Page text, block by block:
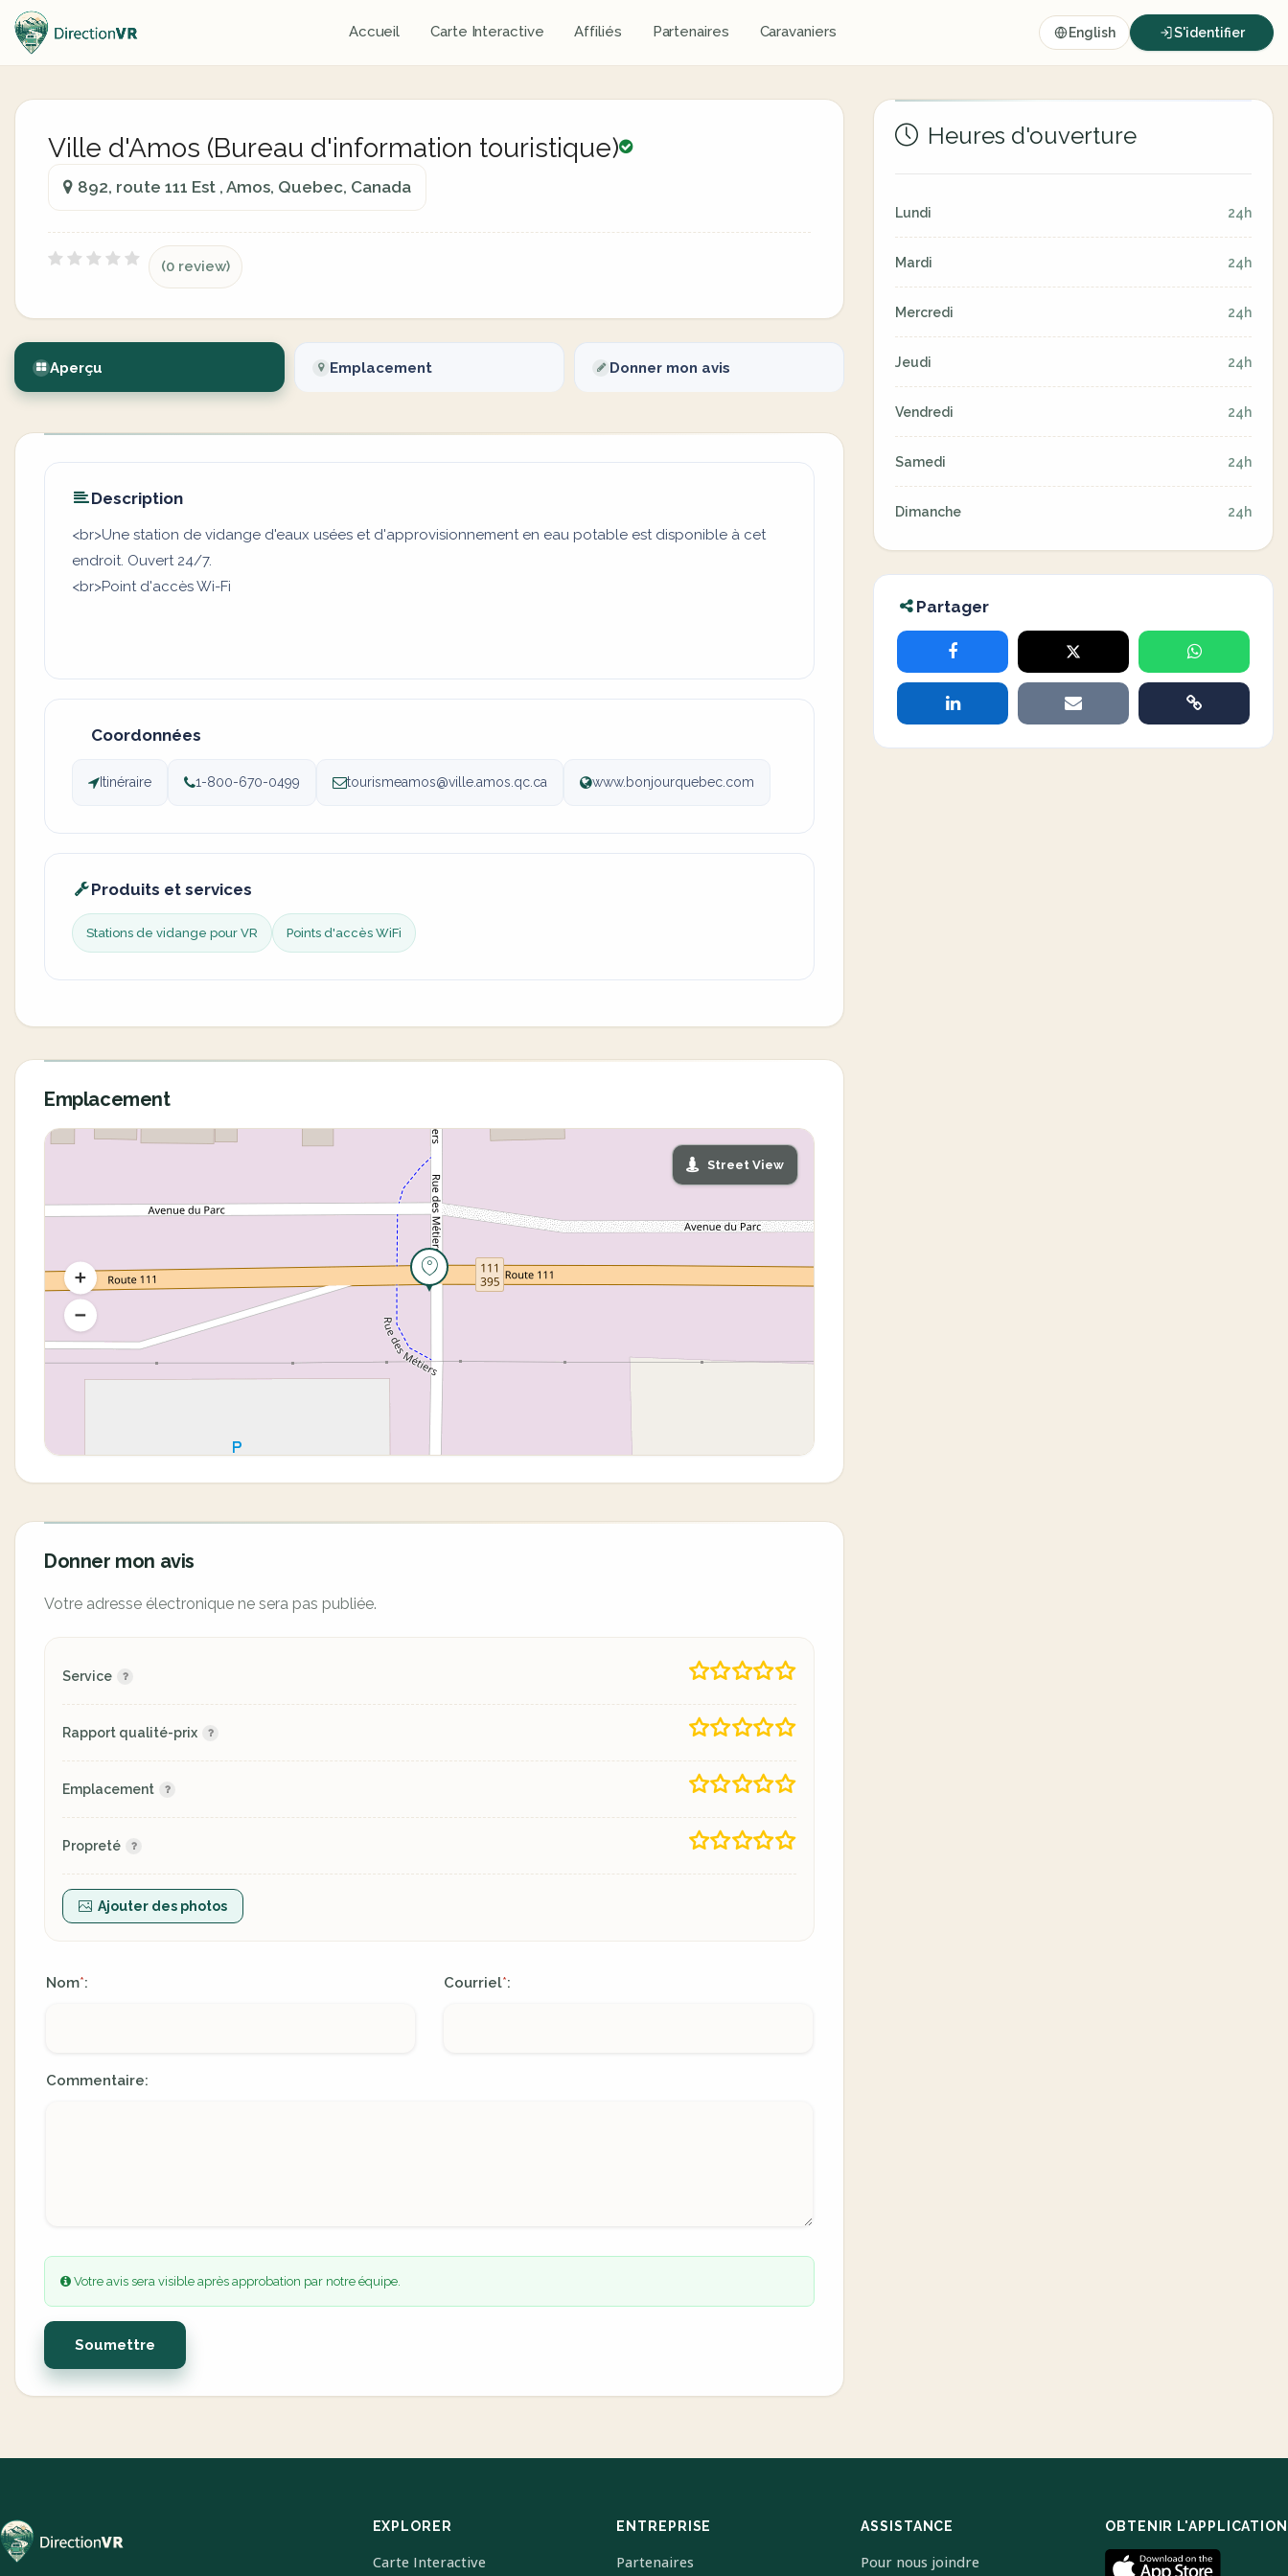
Accueil Carte Interactive Affiliés Partenaires Caravaniers English S'identifier
Ville d'Amos (Bureau d'information touristique)
892, route 111 Est , Amos, Quebec, Canada
(0 review)
Aperçu Emplacement Donner mon avis
Description
<br>Une station de vidange d'eaux usées et d'approvisionnement en eau potable est disponible à cet
endroit. Ouvert 24/7.
<br>Point d'accès Wi-Fi
Coordonnées
Itinéraire 1-800-670-0499 tourismeamos@ville.amos.qc.ca www.bonjourquebec.com
Produits et services
Stations de vidange pour VR Points d'accès WiFi
Emplacement
Street View
Donner mon avis
Votre adresse électronique ne sera pas publiée.
Service
Rapport qualité-prix
Emplacement
Propreté
Ajouter des photos
Nom*: Courriel*:
Commentaire:
Votre avis sera visible après approbation par notre équipe.
Soumettre
Heures d'ouverture
Lundi 24h
Mardi 24h
Mercredi 24h
Jeudi 24h
Vendredi 24h
Samedi 24h
Dimanche 24h
Partager
EXPLORER
Carte Interactive
ENTREPRISE
Partenaires
ASSISTANCE
Pour nous joindre
OBTENIR L'APPLICATION